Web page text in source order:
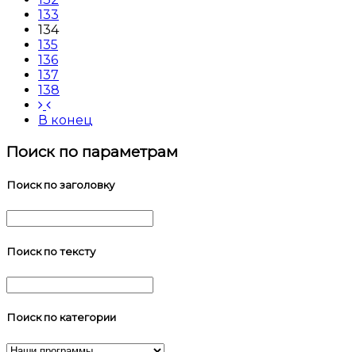
133
134
135
136
137
138
В конец
Поиск по параметрам
Поиск по заголовку
Поиск по тексту
Поиск по категории